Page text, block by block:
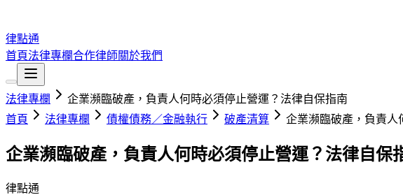
律點通
首頁法律專欄合作律師關於我們
法律專欄
企業瀕臨破產，負責人何時必須停止營運？法律自保指南
首頁
法律專欄 債權債務／金融執行 破產清算 企業瀕臨破產，負責人
企業瀕臨破產，負責人何時必須停止營運？法律自保
律點通